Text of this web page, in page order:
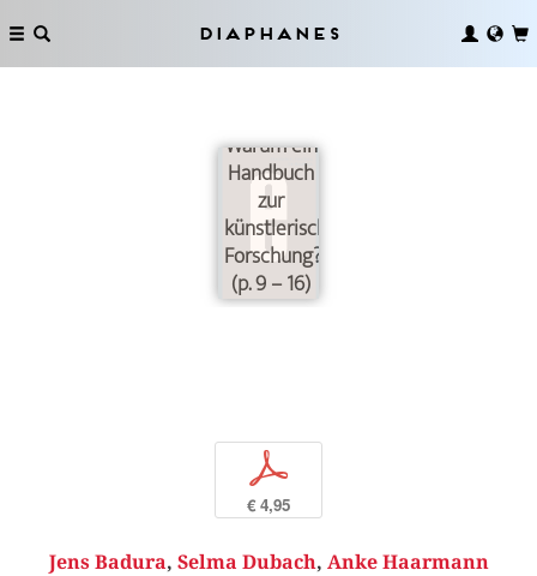
Diaphanes
Warum ein
Handbuch
zur
künstlerischen
Forschung?
(p. 9 – 16)
p
€ 4,95
Jens Badura, Selma Dubach, Anke Haarmann